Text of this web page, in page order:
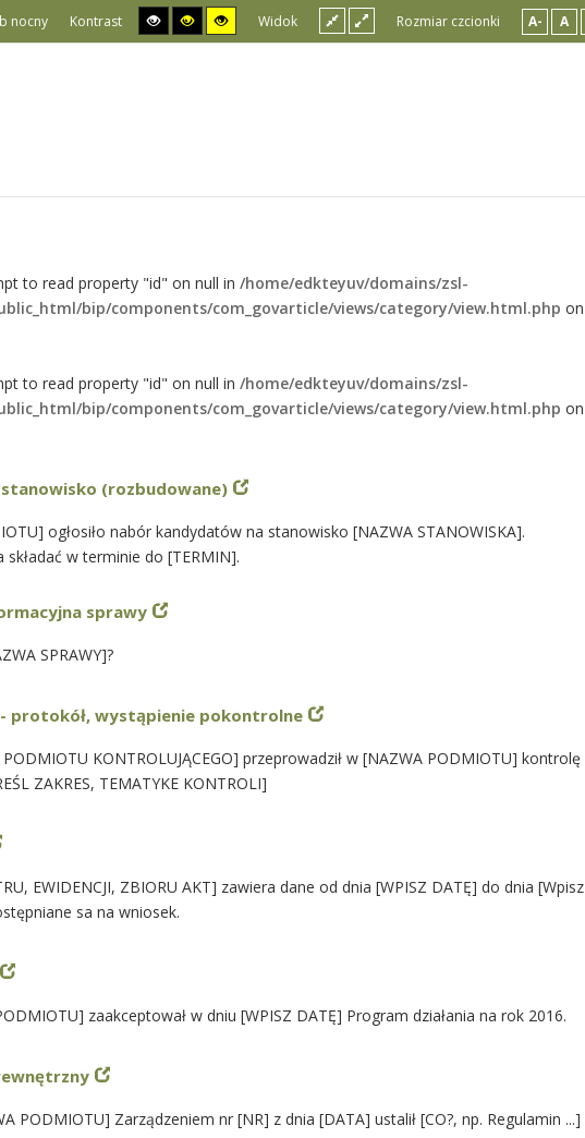
nocny Kontrast Widok Rozmiar czcionki A- A
to read property "id" on null in /home/edkteyuv/domains/zsl-
bip/components/com_govarticle/views/category/view.html.php on
to read property "id" on null in /home/edkteyuv/domains/zsl-
bip/components/com_govarticle/views/category/view.html.php on
stanowisko (rozbudowane)
ogłosiło nabór kandydatów na stanowisko [NAZWA STANOWISKA].
składać w terminie do [TERMIN].
sprawy
SPRAWY]?
protokół, wystąpienie pokontrolne
KONTROLUJĄCEGO] przeprowadził w [NAZWA PODMIOTU] kontrolę
ZAKRES, TEMATYKE KONTROLI]
EWIDENCJI, ZBIORU AKT] zawiera dane od dnia [WPISZ DATĘ] do dnia [Wpisz
sa na wniosek.
zaakceptował w dniu [WPISZ DATĘ] Program działania na rok 2016.
PODMIOTU] Zarządzeniem nr [NR] z dnia [DATA] ustalił [CO?, np. Regulamin ...]